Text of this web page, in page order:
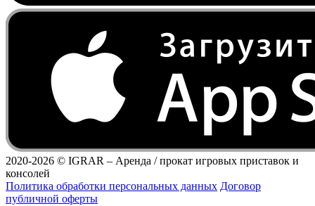
2020-2026 © IGRAR – Аренда / прокат игровых приставок и
консолей
Политика обработки персональных данных Договор
публичной оферты